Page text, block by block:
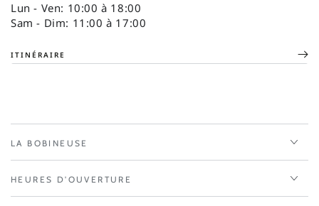
Lun - Ven: 10:00 à 18:00
Sam - Dim: 11:00 à 17:00
ITINÉRAIRE
LA BOBINEUSE
HEURES D'OUVERTURE